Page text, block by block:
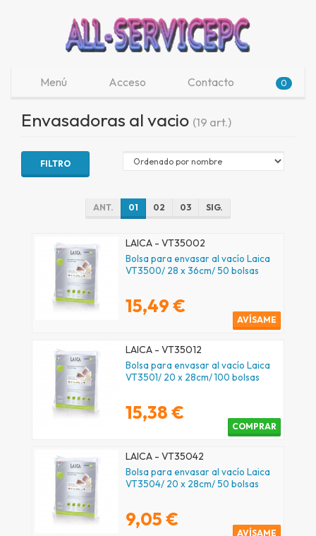
Menú Acceso Contacto 0
Envasadoras al vacio (19 art.)
FILTRO
ANT. 01 02 03 SIG.
LAICA - VT35002
Bolsa para envasar al vacío Laica
VT3500/ 28 x 36cm/ 50 bolsas
15,49 €
AVÍSAME
LAICA - VT35012
Bolsa para envasar al vacío Laica
VT3501/ 20 x 28cm/ 100 bolsas
15,38 €
COMPRAR
LAICA - VT35042
Bolsa para envasar al vacío Laica
VT3504/ 20 x 28cm/ 50 bolsas
9,05 €
AVÍSAME